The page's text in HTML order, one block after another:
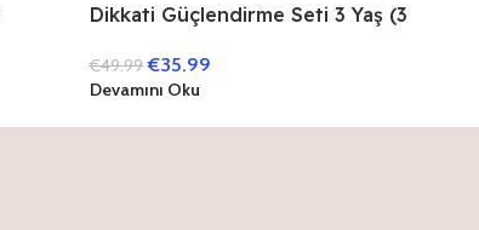
Dikkati Güçlendirme Seti 3 Yaş (3
€49.99 €35.99
Devamını Oku